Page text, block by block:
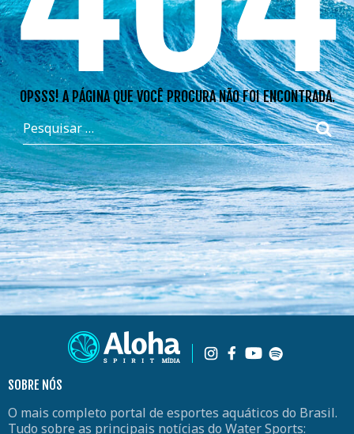
OPSSS! A PÁGINA QUE VOCÊ PROCURA NÃO FOI ENCONTRADA.
SOBRE NÓS
O mais completo portal de esportes aquáticos do Brasil.
Tudo sobre as principais notícias do Water Sports: